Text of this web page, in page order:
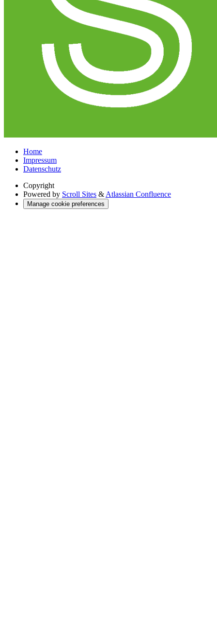
Home
Impressum
Datenschutz
Copyright
Powered by Scroll Sites & Atlassian Confluence
Manage cookie preferences